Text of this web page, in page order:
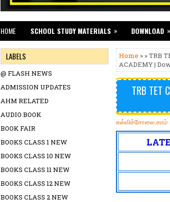
HOME SCHOOL STUDY MATERIALS » DOWNLOAD »
Home » » TRB
ACADEMY |
TRB TET
கல்விச்சோலை.காம்
LABELS
@ FLASH NEWS
ADMISSION UPDATES
AHM RELATED
AUDIO BOOK
BOOK FAIR
BOOKS CLASS 1 NEW
BOOKS CLASS 10 NEW
BOOKS CLASS 11 NEW
BOOKS CLASS 12 NEW
BOOKS CLASS 2 NEW